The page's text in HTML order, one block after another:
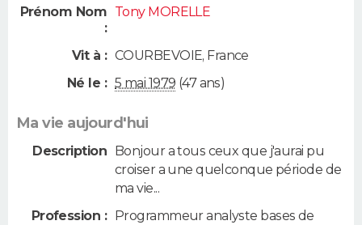
Prénom Nom
:
Tony MORELLE
Vit à : COURBEVOIE, France
Né le : 5 mai 1979 (47 ans)
Ma vie aujourd'hui
Description Bonjour a tous ceux que j'aurai pu
croiser a une quelconque période de
ma vie...
Profession :
Programmeur analyste bases de